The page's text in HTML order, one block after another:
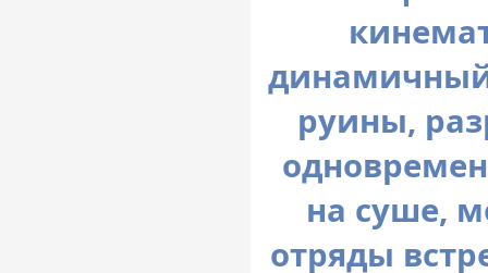
динамичный
руины,
на суше,
отряды